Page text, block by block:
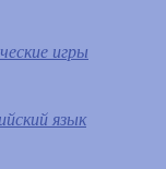
игры
язык